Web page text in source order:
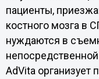
пациенты,
костного мозга в
нуждаются в
AdVita организует